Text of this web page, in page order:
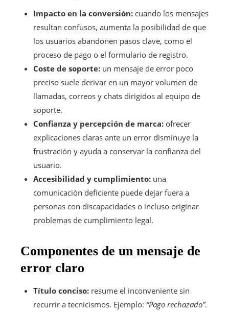
Impacto en la conversión: cuando los mensajes
resultan confusos, aumenta la posibilidad de que
los usuarios abandonen pasos clave, como el
proceso de pago o el formulario de registro.
Coste de soporte: un mensaje de error poco
preciso suele derivar en un mayor volumen de
llamadas, correos y chats dirigidos al equipo de
soporte.
Confianza y percepción de marca: ofrecer
explicaciones claras ante un error disminuye la
frustración y ayuda a conservar la confianza del
usuario.
Accesibilidad y cumplimiento: una
comunicación deficiente puede dejar fuera a
personas con discapacidades o incluso originar
problemas de cumplimiento legal.
Componentes de un mensaje de
error claro
Título conciso: resume el inconveniente sin
recurrir a tecnicismos. Ejemplo: “Pago rechazado”.